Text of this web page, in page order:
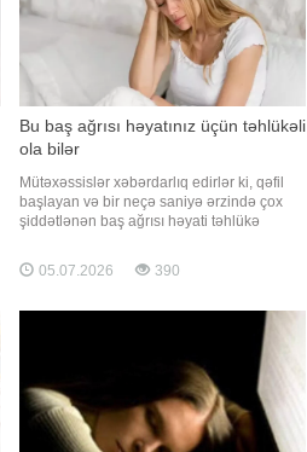
Bu baş ağrısı həyatınız üçün təhlükəli
ola bilər
Mütəxəssislər xəbərdarlıq edirlər ki, qəfil
başlayan və bir neçə saniyə ərzində çox
şiddətlənən baş ağrısı həyati təhlükə
hallarda vaxtında tibbi yardım göstərilməsi
həyatı xilas edə bilər. xarici mediaya
05.07.2026 390